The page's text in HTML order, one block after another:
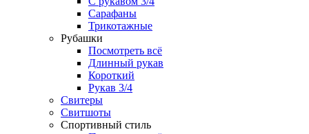
Сарафаны
Трикотажные
Рубашки
Посмотреть всё
Длинный рукав
Короткий
Рукав 3/4
Свитеры
Свитшоты
Спортивный стиль